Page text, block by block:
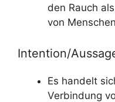
den Rauch
von
Intention/
Es handelt
Verbindung